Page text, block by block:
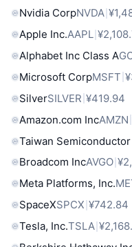
Nvidia CorpNVDA
Apple Inc.AAPL
Alphabet Inc Class A
Microsoft CorpMSFT
SilverSILVER ¥419.94
Amazon.com IncAMZN
Taiwan
Broadcom IncAVGO
Meta Platforms, Inc.
SpaceXSPCX ¥742.84
Tesla, Inc.TSLA